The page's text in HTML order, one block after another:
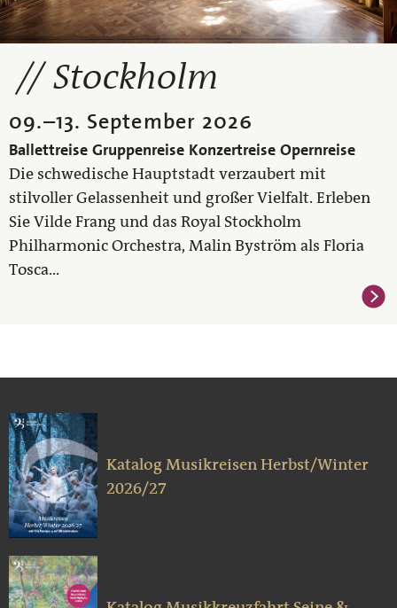
Stockholm
09.–13. September 2026
Ballettreise Gruppenreise Konzertreise Opernreise
Die schwedische Hauptstadt verzaubert mit
stilvoller Gelassenheit und großer Vielfalt. Erleben
Sie Vilde Frang und das Royal Stockholm
Philharmonic Orchestra, Malin Byström als Floria
Tosca...
Katalog Musikreisen Herbst/Winter
2026/27